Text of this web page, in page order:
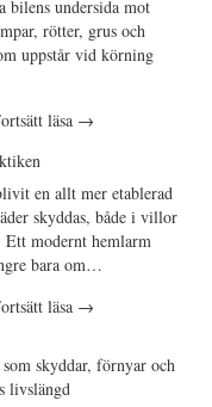
bilens undersida mot
rötter, grus och
uppstår vid körning
läsa →
en allt mer etablerad
skyddas, både i villor
Ett modernt hemlarm
bara om…
läsa →
skyddar, förnyar och
livslängd